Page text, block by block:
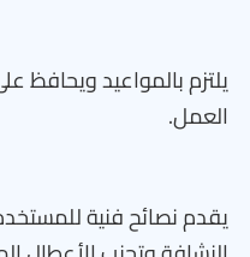
يلتزم بالمواعيد ويحافظ
العمل.
يقدم نصائح فنية